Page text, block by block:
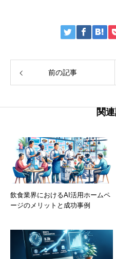
前の記事
関
飲食業界におけるAI活用ホームペ
ージのメリットと成功事例